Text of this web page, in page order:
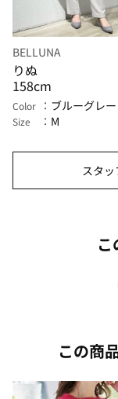
BELLUNA
りぬ
158cm
Color ブルーグレー
Size M
スタ
この商